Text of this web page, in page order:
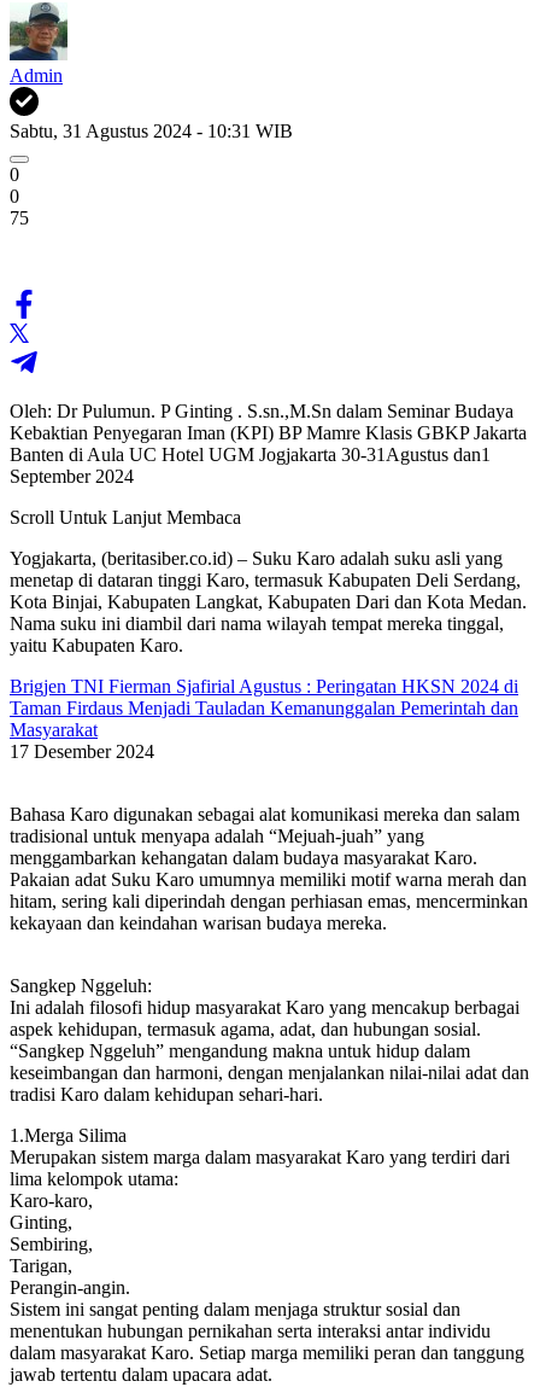
Admin
Sabtu, 31 Agustus 2024 - 10:31 WIB
0
0
75
Oleh: Dr Pulumun. P Ginting . S.sn.,M.Sn dalam Seminar Budaya
Kebaktian Penyegaran Iman (KPI) BP Mamre Klasis GBKP Jakarta
Banten di Aula UC Hotel UGM Jogjakarta 30-31Agustus dan1
September 2024
Scroll Untuk Lanjut Membaca
Yogjakarta, (beritasiber.co.id) – Suku Karo adalah suku asli yang
menetap di dataran tinggi Karo, termasuk Kabupaten Deli Serdang,
Kota Binjai, Kabupaten Langkat, Kabupaten Dari dan Kota Medan.
Nama suku ini diambil dari nama wilayah tempat mereka tinggal,
yaitu Kabupaten Karo.
Brigjen TNI Fierman Sjafirial Agustus : Peringatan HKSN 2024 di
Taman Firdaus Menjadi Tauladan Kemanunggalan Pemerintah dan
Masyarakat
17 Desember 2024
Bahasa Karo digunakan sebagai alat komunikasi mereka dan salam
tradisional untuk menyapa adalah “Mejuah-juah” yang
menggambarkan kehangatan dalam budaya masyarakat Karo.
Pakaian adat Suku Karo umumnya memiliki motif warna merah dan
hitam, sering kali diperindah dengan perhiasan emas, mencerminkan
kekayaan dan keindahan warisan budaya mereka.
Sangkep Nggeluh:
Ini adalah filosofi hidup masyarakat Karo yang mencakup berbagai
aspek kehidupan, termasuk agama, adat, dan hubungan sosial.
“Sangkep Nggeluh” mengandung makna untuk hidup dalam
keseimbangan dan harmoni, dengan menjalankan nilai-nilai adat dan
tradisi Karo dalam kehidupan sehari-hari.
1.Merga Silima
Merupakan sistem marga dalam masyarakat Karo yang terdiri dari
lima kelompok utama:
Karo-karo,
Ginting,
Sembiring,
Tarigan,
Perangin-angin.
Sistem ini sangat penting dalam menjaga struktur sosial dan
menentukan hubungan pernikahan serta interaksi antar individu
dalam masyarakat Karo. Setiap marga memiliki peran dan tanggung
jawab tertentu dalam upacara adat.